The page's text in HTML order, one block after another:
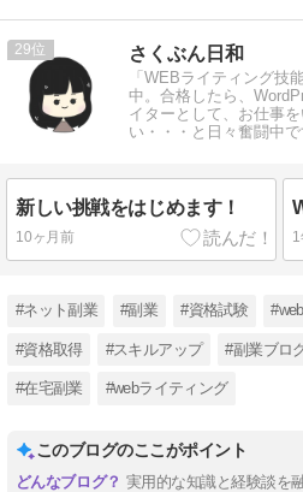
29 さくぶん日和
「WEBライティング技
中。合格したら、
イターとして、お仕事
い・・・と日々奮闘中
新しい挑戦をはじめます！
10ヶ月前
#ネット副業 #副業 #資格試験
#資格取得 #スキルアップ #副業ブロ
#在宅副業 #webライティング
このブログのここがポイント
実用的な知識と経験談を